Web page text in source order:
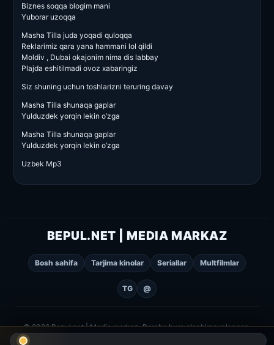
Biznes soqqa blogim mani
Yuborar uzoqqa
Masha Tilla juda yoqadi quloqqa
Reklarimiz qara yana hammani lol qildi
Moldiv , Dubai okajonim nima dis labbay
Plajda eshitilmadi ovoz xabaringiz
Siz shuning uchun toshlarizni teruring davay
Masha Tilla shunaqa gaplar
Yulduzdek yorqin lekin o’zga
Masha Tilla shunaqa gaplar
Yulduzdek yorqin lekin o’zga
Uzbek Mp3
BEPUL.NET | MEDIA MARKAZ
Bosh sahifa Tarjima kinolar Seriallar Multfilmlar
TG @
© 2026 Bepul.net | Media markaz. Barcha huquqlar himoyalangan.